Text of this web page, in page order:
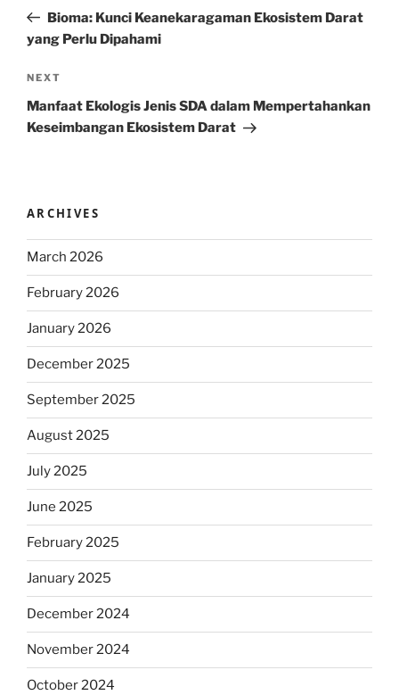
PostBioma: Kunci Keanekaragaman Ekosistem Darat
yang Perlu Dipahami
Next
Post
NEXT
Manfaat Ekologis Jenis SDA dalam Mempertahankan
Keseimbangan Ekosistem Darat
ARCHIVES
March 2026
February 2026
January 2026
December 2025
September 2025
August 2025
July 2025
June 2025
February 2025
January 2025
December 2024
November 2024
October 2024